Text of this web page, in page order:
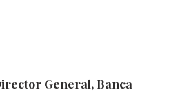
General, Banca